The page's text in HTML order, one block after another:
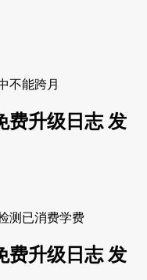
不能跨月
费升级日志 发
测已消费学费
费升级日志 发